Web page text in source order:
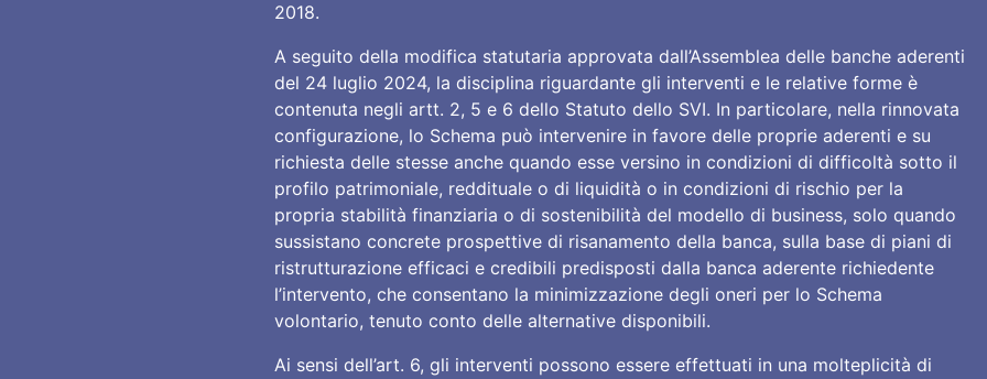
2018.
A seguito della modifica statutaria approvata dall’Assemblea delle banche aderenti
del 24 luglio 2024, la disciplina riguardante gli interventi e le relative forme è
contenuta negli artt. 2, 5 e 6 dello Statuto dello SVI. In particolare, nella rinnovata
configurazione, lo Schema può intervenire in favore delle proprie aderenti e su
richiesta delle stesse anche quando esse versino in condizioni di difficoltà sotto il
profilo patrimoniale, reddituale o di liquidità o in condizioni di rischio per la
propria stabilità finanziaria o di sostenibilità del modello di business, solo quando
sussistano concrete prospettive di risanamento della banca, sulla base di piani di
ristrutturazione efficaci e credibili predisposti dalla banca aderente richiedente
l’intervento, che consentano la minimizzazione degli oneri per lo Schema
volontario, tenuto conto delle alternative disponibili.
Ai sensi dell’art. 6, gli interventi possono essere effettuati in una molteplicità di